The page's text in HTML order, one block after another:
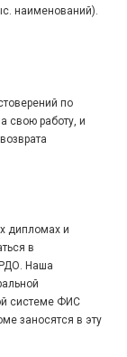
наименований).
по
свою работу, и
дипломах и
в
Наша
системе ФИС
заносятся в эту